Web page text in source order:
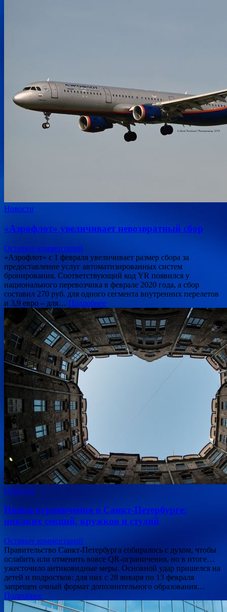
Новости
«Аэрофлот» увеличивает невозвратный сбор
Оставьте комментарий
«Аэрофлот» с 1 февраля увеличивает размер сбора за
предоставление услуг автоматизированных систем
бронирования. Соответствующий код YR появился у
национального перевозчика в феврале 2020 года, а сбор
составил 270 руб. для одного сегмента внутренних перелетов
и 3,9 евро – для… Подробнее
Новости
Новые ограничения в Санкт-Петербурге:
никаких секций, кружков и студий
Оставьте комментарий
Правительство Санкт-Петербурга собиралось с духом, чтобы
ослабить или отменить вовсе QR-ограничения, но в итоге…
ужесточило антиковидные меры. Основной удар пришелся на
детей и подростков: для них с 28 января по 13 февраля
запрещен очный формат дополнительного образования…
Подробнее